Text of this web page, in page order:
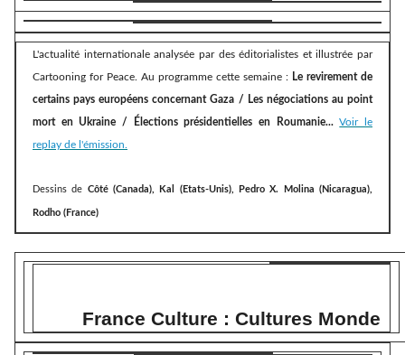
L'actualité internationale analysée par des éditorialistes et illustrée par
Cartooning for Peace. Au programme cette semaine : Le revirement de
certains pays européens concernant Gaza / Les négociations au point
mort en Ukraine / Élections présidentielles en Roumanie...Voir le
replay de l'émission.
Dessins de Côté (Canada), Kal (Etats-Unis), Pedro X. Molina (Nicaragua),
Rodho (France)
France Culture : Cultures Monde